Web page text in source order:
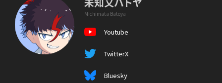
Michimata Batoya
Youtube
TwitterX
Bluesky